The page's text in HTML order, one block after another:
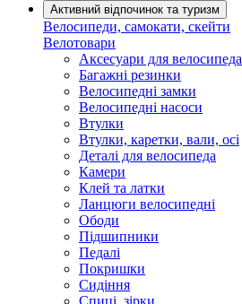
Активний відпочинок та туризм
Велосипеди, самокати, скейти
Велотовари
Аксесуари для велосипеда
Багажні резинки
Велосипедні замки
Велосипедні насоси
Втулки
Втулки, каретки, вали, осі
Деталі для велосипеда
Камери
Клей та латки
Ланцюги велосипедні
Ободи
Підшипники
Педалі
Покришки
Сидіння
Спиці, зірки